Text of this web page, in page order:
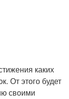
каких
От этого будет
своими